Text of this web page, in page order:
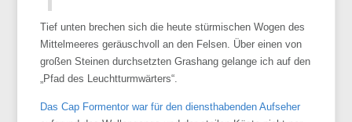
Tief unten brechen sich die heute stürmischen Wogen des
Mittelmeeres geräuschvoll an den Felsen. Über einen von
großen Steinen durchsetzten Grashang gelange ich auf den
„Pfad des Leuchtturmwärters“.
Das Cap Formentor war für den diensthabenden Aufseher